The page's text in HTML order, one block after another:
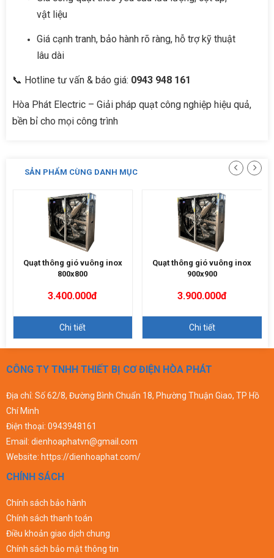
vật liệu
Giá cạnh tranh, bảo hành rõ ràng, hỗ trợ kỹ thuật
lâu dài
📞 Hotline tư vấn & báo giá: 0943 948 161
Hòa Phát Electric – Giải pháp quạt công nghiệp hiệu quả,
bền bỉ cho mọi công trình
SẢN PHẨM CÙNG DANH MỤC
Quạt thông gió vuông inox
800x800
3.400.000đ
Chi tiết
Quạt thông gió vuông inox
900x900
3.900.000đ
Chi tiết
CÔNG TY TNHH THIẾT BỊ CƠ ĐIỆN HÒA PHÁT
Địa chỉ: Số 62/8, Đường Bình Chuẩn 18, Phường Thuận Giao, TP Hồ
Chí Minh
Điện thoại: 0943948161
Email: dienhoaphatvn@gmail.com
Website: https://dienhoaphat.com/
CHÍNH SÁCH
Chính sách bảo hành
Chính sách thanh toán
Điều khoản giao dịch chung
Chính sách bảo mật thông tin